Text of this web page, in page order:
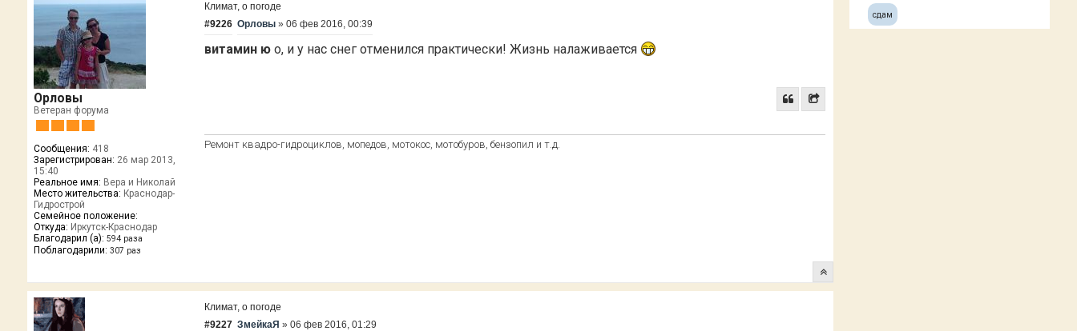
Орловы
Ветеран форума
Сообщения: 418
Зарегистрирован: 26 мар 2013,
15:40
Реальное имя: Вера и Николай
Место жительства: Краснодар-
Гидрострой
Семейное положение:
Откуда: Иркутск-Краснодар
Благодарил (а): 594 раза
Поблагодарили: 307 раз
Климат, о погоде
#9226 Орловы »06 фев 2016, 00:39
витамин ю о, и у нас снег отменился практически! Жизнь налаживается
Ремонт квадро-гидроциклов, мопедов, мотокос, мотобуров, бензопил и т.д.
Климат, о погоде
#9227 ЗмейкаЯ »06 фев 2016, 01:29
сдам